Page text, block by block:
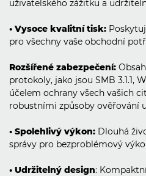
uživatelského zážitku a
• Vysoce kvalitní tisk:
pro všechny vaše obchodní
Rozšířené zabezpečení:
protokoly, jako jsou SMB 3.1.1,
účelem ochrany všech vašich
robustními způsoby ověřování
• Spolehlivý výkon: Dlouhá
správy pro bezproblémový
• Udržitelný design: